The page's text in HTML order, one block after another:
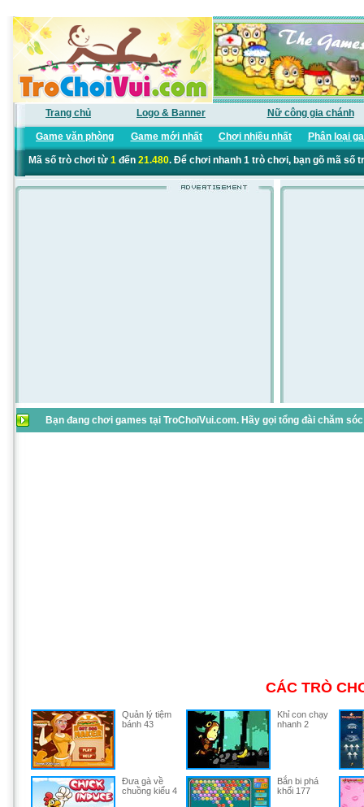
Trang chủ Logo & Banner Nữ công gia chánh
Game văn phòng Game mới nhất Chơi nhiều nhất Phân loại
Mã số trò chơi từ 1đến 21.480. Để chơi nhanh 1 trò chơi, bạn gõ mã số
Bạn đang chơi games tại TroChoiVui.com. Hãy gọi tổng đài chăm
CÁC TRÒ
Quản lý tiệm
bánh 43
Khỉ con chạy
nhanh 2
Đưa gà về
chuồng kiểu 4
Bắn bi phá
khối 177